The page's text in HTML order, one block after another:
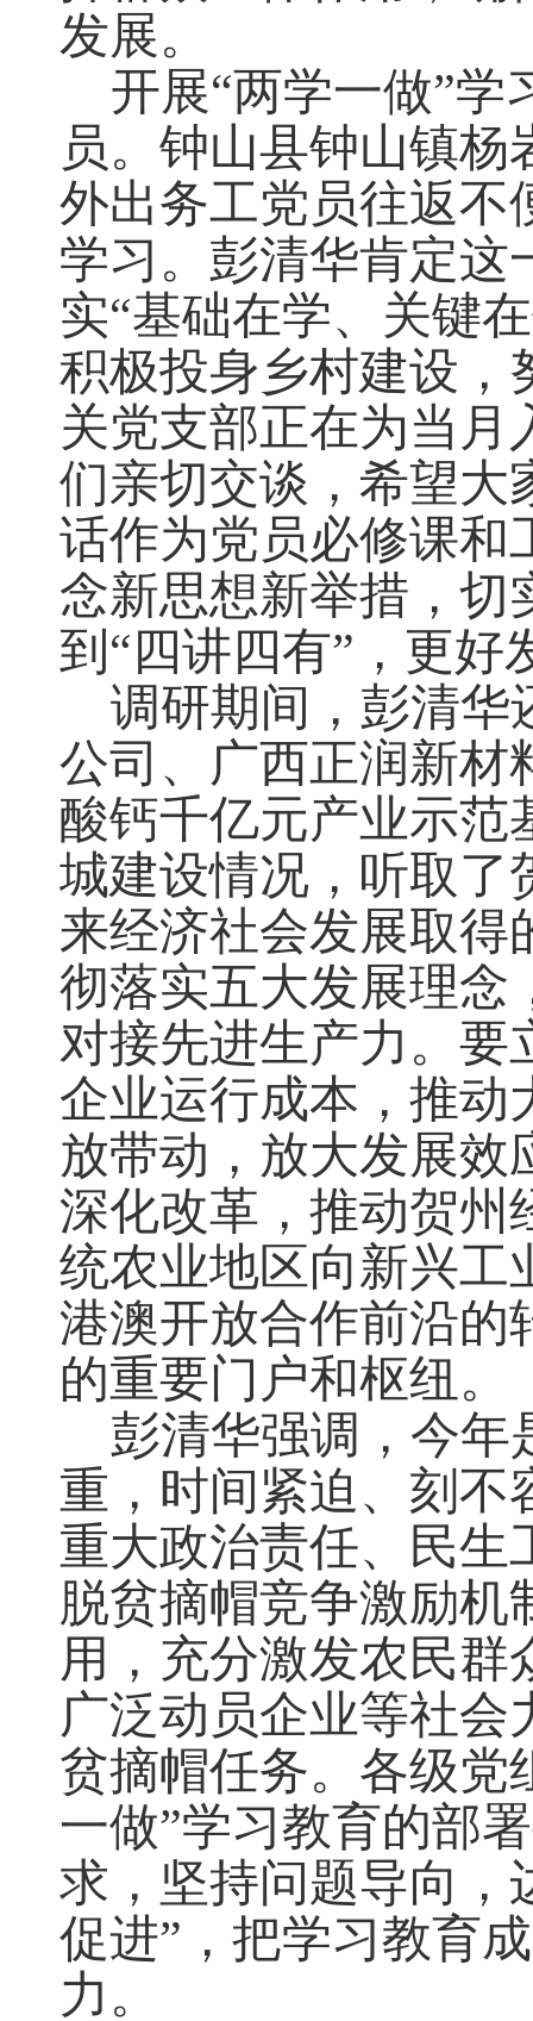
发展。
开展“两学一做”
员。钟山县钟山镇
外出务工党员往返不
学习。彭清华肯定这
实“基础在学、关键
积极投身乡村建设，
关党支部正在为当月
们亲切交谈，希望大
话作为党员必修课和
念新思想新举措，切
到“四讲四有”，更好
调研期间，彭清华
公司、广西正润新材
酸钙千亿元产业示范
城建设情况，听取了
来经济社会发展取得
彻落实五大发展理念
对接先进生产力。要
企业运行成本，推动
放带动，放大发展效
深化改革，推动贺州
统农业地区向新兴工
港澳开放合作前沿的
的重要门户和枢纽。
彭清华强调，今年
重，时间紧迫、刻不
重大政治责任、民生
脱贫摘帽竞争激励机
用，充分激发农民
广泛动员企业等社
贫摘帽任务。各级党
一做”学习教育的部
求，坚持问题导向，
促进”，把学习教育
力。